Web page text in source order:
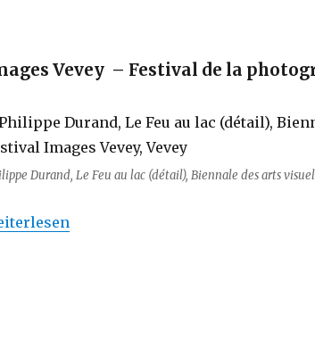
Vevey – Festival de la
Durand, Le Feu au lac (détail), Biennale des arts
Vevey – Biennale des arts visuels“